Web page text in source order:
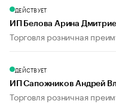
ДЕЙСТВУЕТ
ИП Белова Арина
Торговля розничная
ДЕЙСТВУЕТ
ИП Сапожников Андрей
Торговля розничная